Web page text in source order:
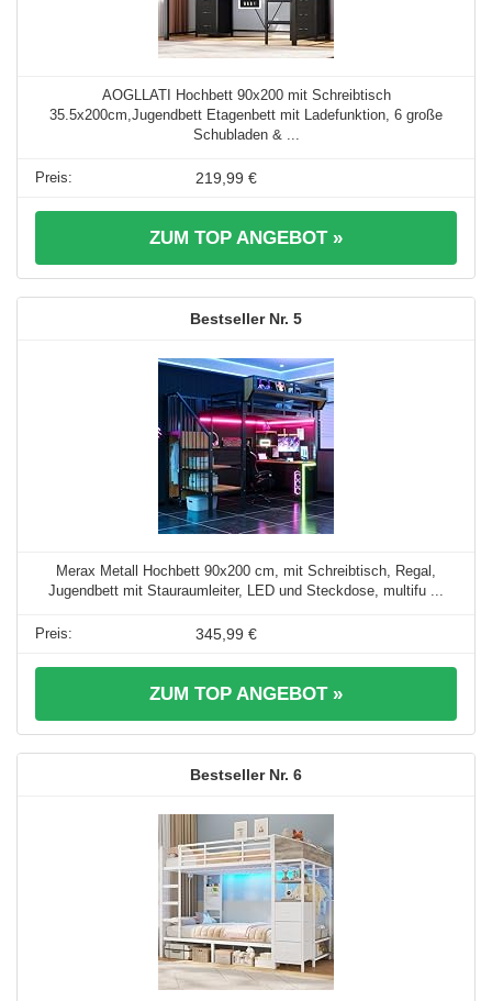
AOGLLATI Hochbett 90x200 mit Schreibtisch
35.5x200cm,Jugendbett Etagenbett mit Ladefunktion, 6 große
Schubladen & ...
219,99 €
ZUM TOP ANGEBOT »
5
Merax Metall Hochbett 90x200 cm, mit Schreibtisch, Regal,
Jugendbett mit Stauraumleiter, LED und Steckdose, multifu ...
345,99 €
ZUM TOP ANGEBOT »
6